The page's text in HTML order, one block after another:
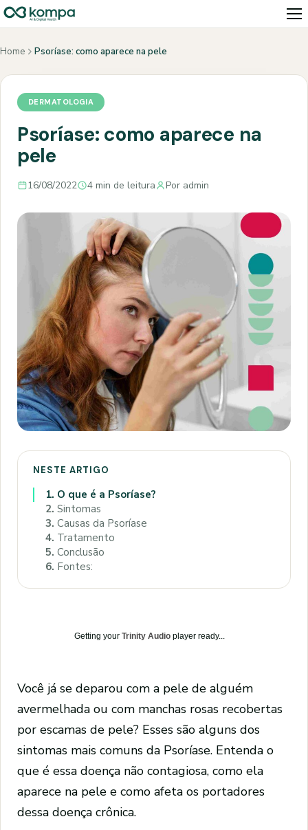
Home Psoríase: como aparece na pele
DERMATOLOGIA
Psoríase: como aparece na
pele
16/08/2022 4 min de leitura Por admin
NESTE ARTIGO
1. O que é a Psoríase?
2. Sintomas
3. Causas da Psoríase
4. Tratamento
5. Conclusão
6. Fontes:
Getting your Trinity Audio player ready...
Você já se deparou com a pele de alguém
avermelhada ou com manchas rosas recobertas
por escamas de pele? Esses são alguns dos
sintomas mais comuns da Psoríase. Entenda o
que é essa doença não contagiosa, como ela
aparece na pele e como afeta os portadores
dessa doença crônica.